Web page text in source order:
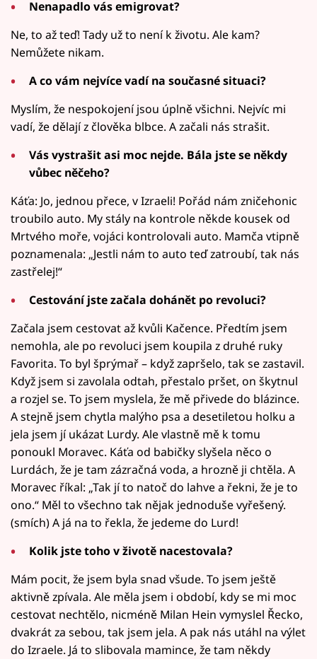
Nenapadlo vás emigrovat?
Ne, to až teď! Tady už to není k životu. Ale kam?
Nemůžete nikam.
A co vám nejvíce vadí na současné situaci?
Myslím, že nespokojení jsou úplně všichni. Nejvíc mi
vadí, že dělají z člověka blbce. A začali nás strašit.
Vás vystrašit asi moc nejde. Bála jste se někdy
vůbec něčeho?
Káťa: Jo, jednou přece, v Izraeli! Pořád nám zničehonic
troubilo auto. My stály na kontrole někde kousek od
Mrtvého moře, vojáci kontrolovali auto. Mamča vtipně
poznamenala: „Jestli nám to auto teď zatroubí, tak nás
zastřelej!“
Cestování jste začala dohánět po revoluci?
Začala jsem cestovat až kvůli Kačence. Předtím jsem
nemohla, ale po revoluci jsem koupila z druhé ruky
Favorita. To byl šprýmař – když zapršelo, tak se zastavil.
Když jsem si zavolala odtah, přestalo pršet, on škytnul
a rozjel se. To jsem myslela, že mě přivede do blázince.
A stejně jsem chytla malýho psa a desetiletou holku a
jela jsem jí ukázat Lurdy. Ale vlastně mě k tomu
ponoukl Moravec. Káťa od babičky slyšela něco o
Lurdách, že je tam zázračná voda, a hrozně ji chtěla. A
Moravec říkal: „Tak jí to natoč do lahve a řekni, že je to
ono.“ Měl to všechno tak nějak jednoduše vyřešený.
(smích) A já na to řekla, že jedeme do Lurd!
Kolik jste toho v životě nacestovala?
Mám pocit, že jsem byla snad všude. To jsem ještě
aktivně zpívala. Ale měla jsem i období, kdy se mi moc
cestovat nechtělo, nicméně Milan Hein vymyslel Řecko,
dvakrát za sebou, tak jsem jela. A pak nás utáhl na výlet
do Izraele. Já to slibovala mamince, že tam někdy